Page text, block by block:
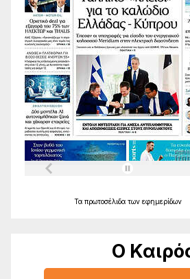
Τα πρωτοσέλιδα των εφημερίδων
Ο